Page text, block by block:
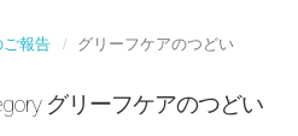
ご報告 グリーフケアのつどい
グリーフケアのつどい